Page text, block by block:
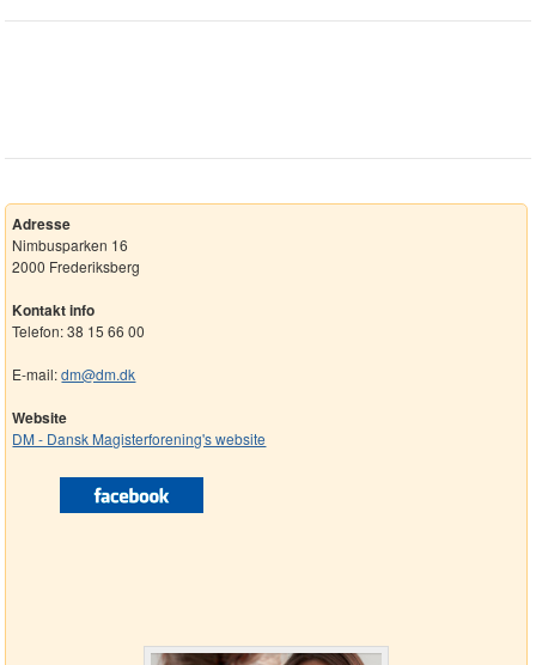
Adresse
Nimbusparken 16
2000 Frederiksberg
Kontakt info
Telefon: 38 15 66 00
E-mail:dm@dm.dk
Website
DM - Dansk Magisterforening's website